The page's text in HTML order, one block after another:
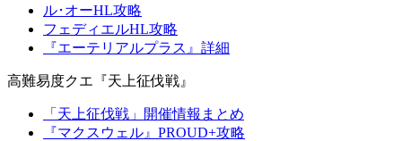
ル･オーHL攻略
フェディエルHL攻略
『エーテリアルプラス』詳細
高難易度クエ『天上征伐戦』
「天上征伐戦」開催情報まとめ
『マクスウェル』PROUD+攻略